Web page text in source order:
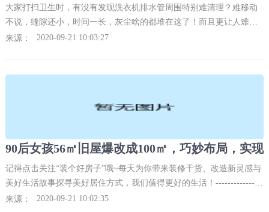
大家打扫卫生时，有没有发现洗衣机排水管周围特别难清理？难移动
不说，缝隙还小，时间一长，灰尘啥的都堆在这了！而且更让人难以
忍受的是，排水管露在外面，真的是丑绝了……不过解决办法也是有
来源： 2020-09-21 10:03:27
90后女孩56㎡旧屋爆改成100㎡，巧妙布局，实现
记得点击关注“装个好房子”哦~每天为你带来装修干货、改造新灵感与
美好生活故事探寻美好居住方式，我们值得更好的生活！----------------
---------------------------
来源： 2020-09-21 10:02:35